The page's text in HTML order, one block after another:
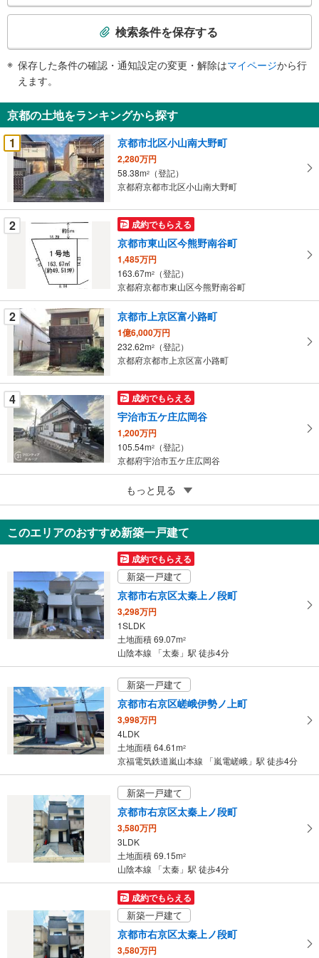
検
知
を
受
け
取
る
・
条
件
ー
ジ
に
保
存
す
る
検索条件を保存する
保存した条件の確認・通知設定の変更・解除はマイページから行
えます。
京都の土地をランキングから探す
1
京都市北区小山南大野町
2,280万円
58.38m2
（登記）
京都府京都市北区小山南大野町
2 成約でもらえる
京都市東山区今熊野南谷町
1,485万円
163.67m2
（登記）
京都府京都市東山区今熊野南谷町
2 京都市上京区富小路町
1億6,000万円
232.62m2
（登記）
京都府京都市上京区富小路町
4 成約でもらえる
宇治市五ケ庄広岡谷
1,200万円
105.54m2
（登記）
京都府宇治市五ケ庄広岡谷
成約でもらえる
京都市東山区今熊野南谷町
1,488万円
163.93m
（登記）
京都府京都市東山区今熊野南谷町
もっと見る
このエリアのおすすめ新築一戸建て
成約でもらえる
新築一戸建て
京都市右京区太秦上ノ段町
3,298万円
1SLDK
土地面積 69.07m2
山陰本線 「太秦」駅 徒歩4分
新築一戸建て
京都市右京区嵯峨伊勢ノ上町
3,998万円
4LDK
土地面積 64.61m2
京福電気鉄道嵐山本線 「嵐電嵯峨」駅 徒歩4分
新築一戸建て
京都市右京区太秦上ノ段町
3,580万円
3LDK
土地面積 69.15m2
山陰本線 「太秦」駅 徒歩4分
成約でもらえる
新築一戸建て
京都市右京区太秦上ノ段町
3,580万円